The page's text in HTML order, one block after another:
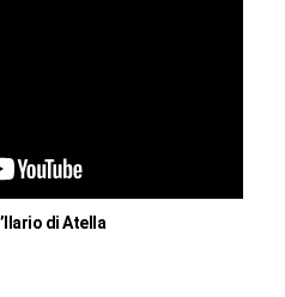
di Atella